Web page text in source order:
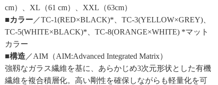
cm）、XL（61 cm）、XXL（63cm）
■カラー ／TC-1(RED×BLACK)*、TC-3(YELLOW×GREY)、
TC-5(WHITE×BLACK)*、TC-8(ORANGE×WHITE) *マット
カラー
■構造 ／AIM（AIM:Advanced Integrated Matrix）
強靱なガラス繊維を基に、あらかじめ3次元形状とした有機
繊維を複合積層化。高い剛性を確保しながらも軽量化を可